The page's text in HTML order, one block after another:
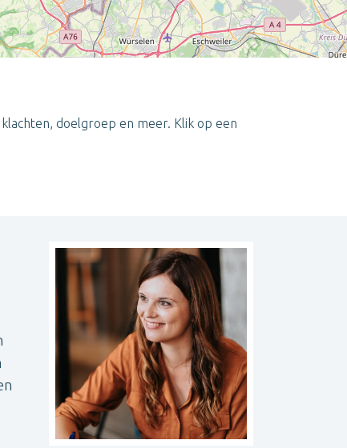
doelgroep en meer. Klik op een